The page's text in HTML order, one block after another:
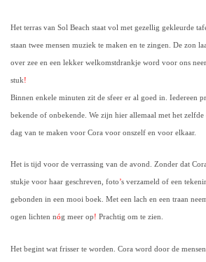
Het terras van Sol Beach staat vol met gezellig gekleurde
staan twee mensen muziek te maken en te zingen. De zon
over zee en een lekker welkomstdrankje word voor ons
stuk!
Binnen enkele minuten zit de sfeer er al goed in. Iedereen
bekende of onbekende. We zijn hier allemaal met het
dag van te maken voor Cora voor onszelf en voor elkaar.
Het is tijd voor de verrassing van de avond. Zonder dat
stukje voor haar geschreven, foto’s verzameld of een
gebonden in een mooi boek. Met een lach en een traan
ogen lichten nóg meer op! Prachtig om te zien.
Het begint wat frisser te worden. Cora word door de